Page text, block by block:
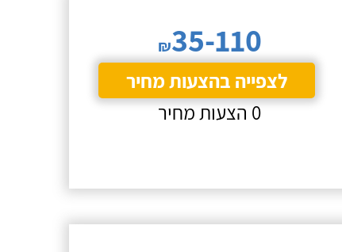
₪35-110
לצפייה בהצעות מחיר
0 הצעות מחיר